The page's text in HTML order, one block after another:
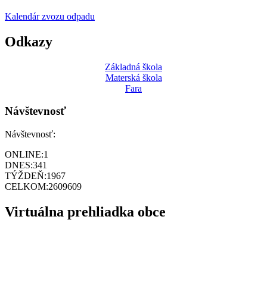
Kalendár zvozu odpadu
Odkazy
Základná škola
Materská škola
Fara
Návštevnosť
Návštevnosť:
ONLINE:1
DNES:341
TÝŽDEŇ:1967
CELKOM:2609609
Virtuálna prehliadka obce